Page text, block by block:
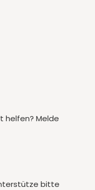
helfen? Melde
bitte